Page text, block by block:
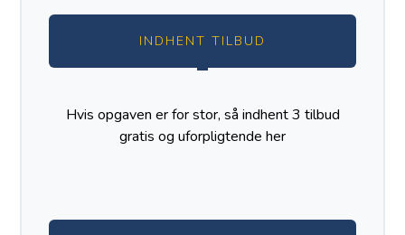
INDHENT TILBUD
Hvis opgaven er for stor, så indhent 3 tilbud
gratis og uforpligtende her